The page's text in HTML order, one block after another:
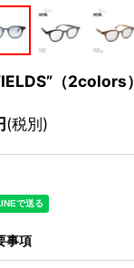
（2colors）
(税別)
事項